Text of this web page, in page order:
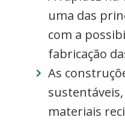
uma das
com a
fabricação
As
materiais